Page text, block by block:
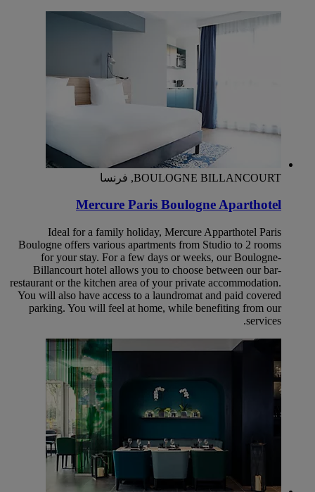
BOULOGNE BILLANCOURT, فرنسا
Mercure Paris Boulogne Aparthotel
Ideal for a family holiday, Mercure Apparthotel Paris
Boulogne offers various apartments from Studio to 2 rooms
for your stay. For a few days or weeks, our Boulogne-
Billancourt hotel allows you to choose between our bar-
restaurant or the kitchen area of your private accommodation.
You will also have access to a laundromat and paid covered
parking. You will feel at home, while benefiting from our
services.